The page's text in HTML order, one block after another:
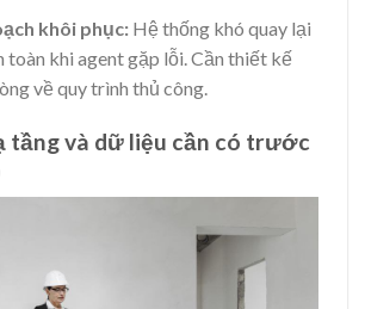
khôi phục:Hệ thống khó quay lại
toàn khi agent gặp lỗi. Cần thiết kế
về quy trình thủ công.
tầng và dữ liệu cần có trước